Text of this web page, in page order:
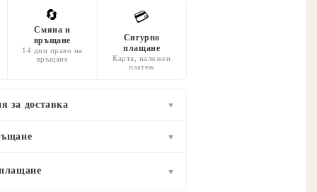
🔄
Смяна и
връщане
14 дни право на
връщане
💳
Сигурно
плащане
Карта, наложен
платеж
за доставка ▼
▼
▼